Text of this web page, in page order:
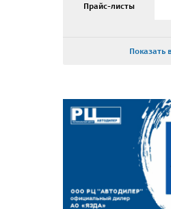
Прайс-листы
Показать